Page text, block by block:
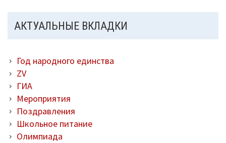
АКТУАЛЬНЫЕ ВКЛАДКИ
Год народного единства
ZV
ГИА
Мероприятия
Поздравления
Школьное питание
Олимпиада